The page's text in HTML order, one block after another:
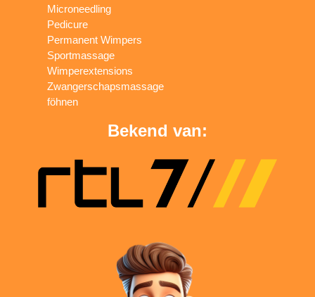
Microneedling
Pedicure
Permanent Wimpers
Sportmassage
Wimperextensions
Zwangerschapsmassage
föhnen
Bekend van: